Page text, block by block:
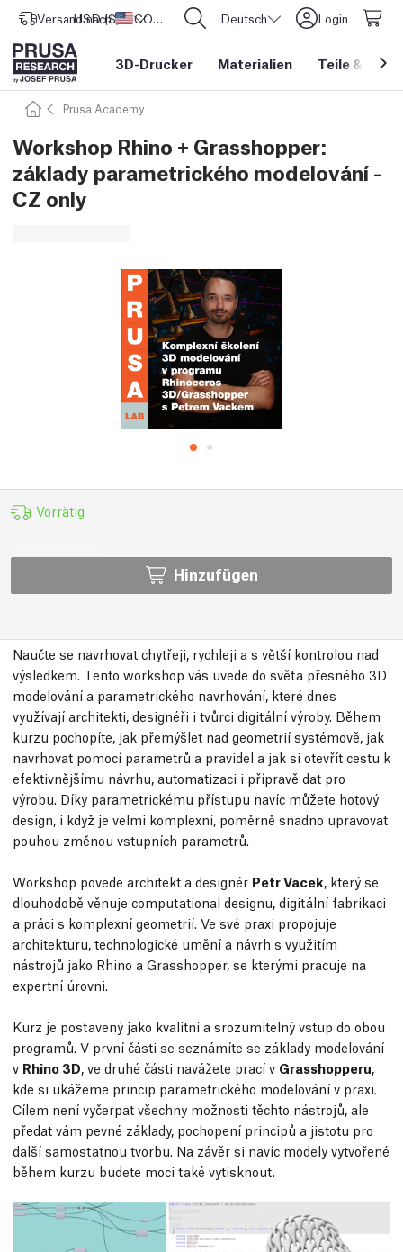
Versand nach Vereinigte Staaten
USD ($) CORE One L: Jetzt auf Lager! Deutsch Login
3D-Drucker Materialien Teile &
Prusa Academy
Workshop Rhino + Grasshopper:
základy parametrického modelování -
CZ only
Vorrätig
Hinzufügen
Naučte se navrhovat chytřeji, rychleji a s větší kontrolou nad
výsledkem. Tento workshop vás uvede do světa přesného 3D
modelování a parametrického navrhování, které dnes
využívají architekti, designéři i tvůrci digitální výroby. Během
kurzu pochopíte, jak přemýšlet nad geometrií systémově, jak
navrhovat pomocí parametrů a pravidel a jak si otevřít cestu k
efektivnějšímu návrhu, automatizaci i přípravě dat pro
výrobu. Díky parametrickému přístupu navíc můžete hotový
design, i když je velmi komplexní, poměrně snadno upravovat
pouhou změnou vstupních parametrů.
Workshop povede architekt a designér Petr Vacek, který se
dlouhodobě věnuje computational designu, digitální fabrikaci
a práci s komplexní geometrií. Ve své praxi propojuje
architekturu, technologické umění a návrh s využitím
nástrojů jako Rhino a Grasshopper, se kterými pracuje na
expertní úrovni.
Kurz je postavený jako kvalitní a srozumitelný vstup do obou
programů. V první části se seznámíte se základy modelování
v Rhino 3D, ve druhé části navážete prací v Grasshopperu,
kde si ukážeme princip parametrického modelování v praxi.
Cílem není vyčerpat všechny možnosti těchto nástrojů, ale
předat vám pevné základy, pochopení principů a jistotu pro
další samostatnou tvorbu. Na závěr si navíc modely vytvořené
během kurzu budete moci také vytisknout.